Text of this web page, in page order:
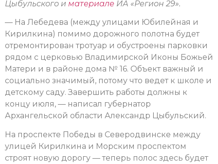
Цыбульского и материале ИА «Регион 29».
— На Лебедева (между улицами Юбилейная и
Кирилкина) помимо дорожного полотна будет
отремонтирован тротуар и обустроены парковки
рядом с церковью Владимирской Иконы Божьей
Матери и в районе дома № 16. Объект важный и
социально значимый, потому что ведет к школе и
детскому саду. Завершить работы должны к
концу июля, — написал губернатор
Архангельской области Александр Цыбульский.
На проспекте Победы в Северодвинске между
улицей Кирилкина и Морским проспектом
строят новую дорогу — теперь полос здесь будет